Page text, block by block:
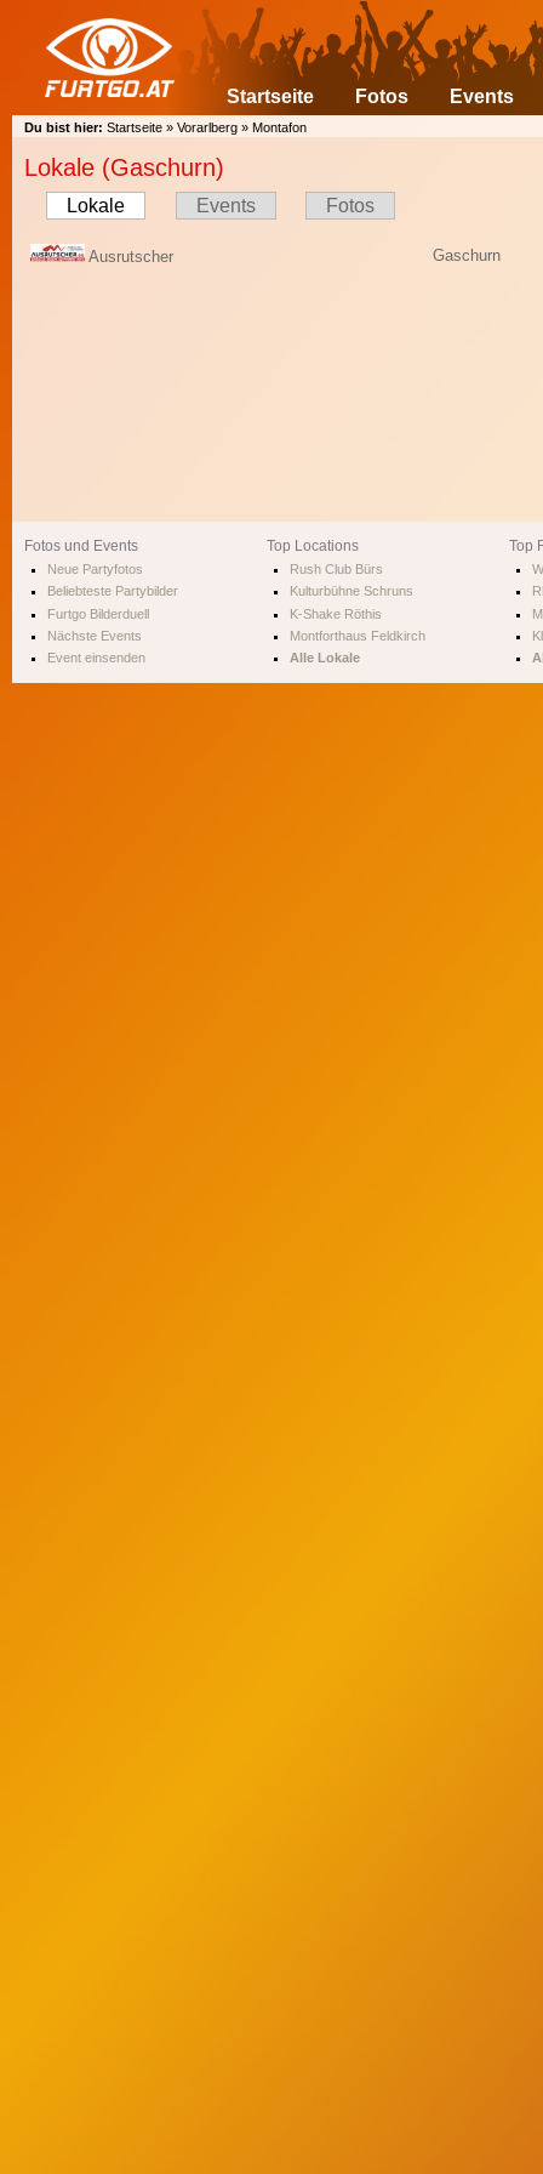
Startseite Fotos Events
Du bist hier: Startseite » Vorarlberg » Montafon
Lokale (Gaschurn)
Lokale Events Fotos
Ausrutscher Gaschurn
Fotos und Events
Neue Partyfotos
Beliebteste Partybilder
Furtgo Bilderduell
Nächste Events
Event einsenden
Top Locations
Rush Club Bürs
Kulturbühne Schruns
K-Shake Röthis
Montforthaus Feldkirch
Alle Lokale
Top